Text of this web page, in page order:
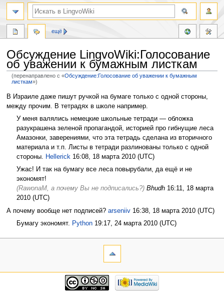
Обсуждение LingvoWiki:Голосование
об уважении к бумажным листкам
(перенаправлено с «Обсуждение:Голосование об уважении к бумажным
листкам»)
Перейти
к
навигации
Перейти
к
поиску
В Израиле даже пишут ручкой на бумаге только с одной стороны,
между прочим. В тетрадях в школе например.
У меня валялись немецкие школьные тетради — обложка
разукрашена зеленой пропагандой, историей про гибнущие леса
Амазонки, заверениями, что эта тетрадь сделана из вторичного
материала и т.п. Листы в тетради разлинованы только с одной
стороны. Hellerick 16:08, 18 марта 2010 (UTC)
Ужас! И так на бумагу все леса повырубали, да ещё и не
экономят!
(RawonaM, а почему Вы не подписались?) Bhudh 16:11, 18 марта
2010 (UTC)
А почему вообще нет подписей? arseniiv16:38, 18 марта 2010 (UTC)
Бумагу экономят. Python 19:17, 24 марта 2010 (UTC)
ещё